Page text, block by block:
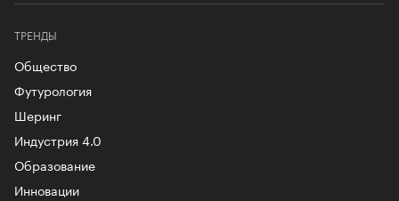
ТРЕНДЫ
Общество
Футурология
Шеринг
Индустрия 4.0
Образование
Инновации